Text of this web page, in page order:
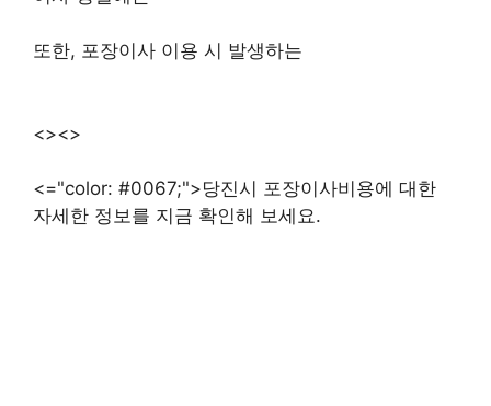
또한, 포장이사 이용 시 발생하는
<><>
<="color: #0067;">당진시 포장이사비용에 대한
자세한 정보를 지금 확인해 보세요.